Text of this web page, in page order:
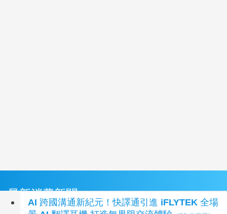
最新消費新聞
AI 跨國溝通新紀元！快譯通引進 iFLYTEK 全場